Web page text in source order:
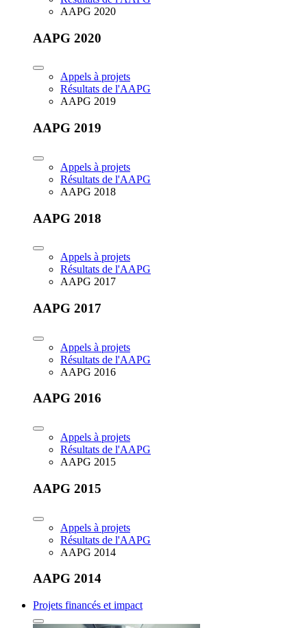
AAPG 2020
AAPG 2020
Appels à projets
Résultats de l'AAPG
AAPG 2019
AAPG 2019
Appels à projets
Résultats de l'AAPG
AAPG 2018
AAPG 2018
Appels à projets
Résultats de l'AAPG
AAPG 2017
AAPG 2017
Appels à projets
Résultats de l'AAPG
AAPG 2016
AAPG 2016
Appels à projets
Résultats de l'AAPG
AAPG 2015
AAPG 2015
Appels à projets
Résultats de l'AAPG
AAPG 2014
AAPG 2014
Projets financés et impact